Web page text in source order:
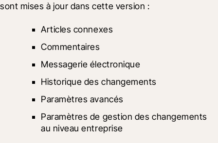
sont mises à jour dans cette version :
Articles connexes
Commentaires
Messagerie électronique
Historique des changements
Paramètres avancés
Paramètres de gestion des changements
au niveau entreprise